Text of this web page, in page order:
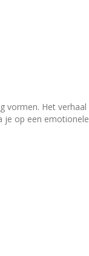
Het
op een